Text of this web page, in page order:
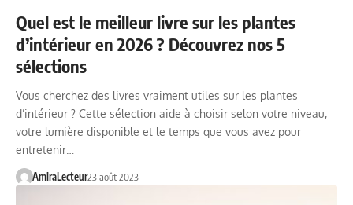
Quel est le meilleur livre sur les plantes
d’intérieur en 2026 ? Découvrez nos 5
sélections
Vous cherchez des livres vraiment utiles sur les plantes
d’intérieur ? Cette sélection aide à choisir selon votre niveau,
votre lumière disponible et le temps que vous avez pour
entretenir…
AmiraLecteur23 août 2023